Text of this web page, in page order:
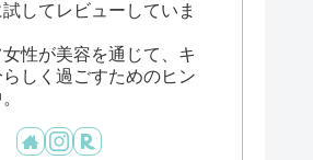
試してレビューしていま
性が美容を通じて、キ
しく過ごすためのヒン